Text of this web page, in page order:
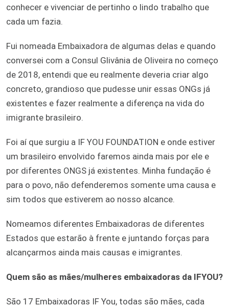
conhecer e vivenciar de pertinho o lindo trabalho que
cada um fazia.
Fui nomeada Embaixadora de algumas delas e quando
conversei com a Consul Glivânia de Oliveira no começo
de 2018, entendi que eu realmente deveria criar algo
concreto, grandioso que pudesse unir essas ONGs já
existentes e fazer realmente a diferença na vida do
imigrante brasileiro.
Foi aí que surgiu a IF YOU FOUNDATION e onde estiver
um brasileiro envolvido faremos ainda mais por ele e
por diferentes ONGS já existentes. Minha fundação é
para o povo, não defenderemos somente uma causa e
sim todos que estiverem ao nosso alcance.
Nomeamos diferentes Embaixadoras de diferentes
Estados que estarão à frente e juntando forças para
alcançarmos ainda mais causas e imigrantes.
Quem são as mães/mulheres embaixadoras da IFYOU?
São 17 Embaixadoras IF You, todas são mães, cada